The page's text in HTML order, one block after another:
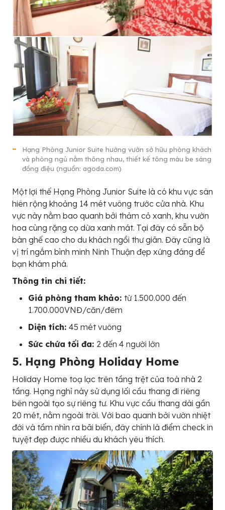
Hạng Phòng Junior Suite hướng vườn sở hữu phòng khách
và phòng ngủ nằm thông nhau, thiết kế tông màu be sáng
đồng điệu (nguồn: agoda.com)
Một lợi thế Hạng Phòng Junior Suite là có khu vực sân
hiên rộng khoảng 14 mét vuông trước cửa nhà. Khu
vực này nằm bao quanh bởi thảm cỏ xanh, khu vườn
hoa cùng rặng cọ dừa xanh mát. Tại đây có sẵn bộ
bàn ghế cao cho du khách ngồi thư giãn. Đây cũng là
vị trí ngắm bình minh Ninh Thuận đẹp xứng đáng để
bạn khám phá.
Thông tin chi tiết:
Giá phòng tham khảo: từ 1.500.000 đến
1.700.000VNĐ/căn/đêm
Diện tích: 45 mét vuông
Sức chứa tối đa: 2 đến 4 người lớn
5. Hạng Phòng Holiday Home
Holiday Home toạ lạc trên tầng trệt của toà nhà 2
tầng. Hạng nghỉ này sử dụng lối cầu thang đi riêng
bên ngoài tạo sự riêng tư. Khu vực cầu thang dài gần
20 mét, nằm ngoài trời. Với bao quanh bởi vườn nhiệt
đới và tầm nhìn ra bãi biển, đây chính là điểm check in
tuyệt đẹp được nhiều du khách yêu thích.